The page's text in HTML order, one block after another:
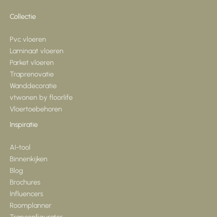
Collectie
Pvc vloeren
Laminaat vloeren
Parket vloeren
Traprenovatie
Wanddecoratie
vtwonen by floorlife
Vloertoebehoren
Inspiratie
AI-tool
Binnenkijken
Blog
Brochures
Influencers
Roomplanner